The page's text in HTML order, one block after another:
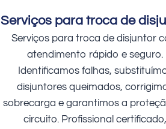
Serviços para troca de
Serviços para troca de disjuntor
atendimento rápido e seguro.
Identificamos falhas,
disjuntores queimados,
sobrecarga e garantimos a
circuito. Profissional certificado,